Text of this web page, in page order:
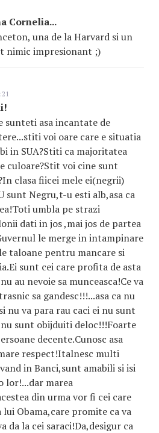
Cornelia...
una de la Harvard si un
nimic impresionant ;)
sunteti asa incantate de
voi oare care e situatia
in SUA?Stiti ca majoritatea
culoare?Stit voi cine sunt
clasa fiicei mele ei(negrii)
sunt Negru,t-u esti alb,asa ca
umbla pe strazi
dati in jos ,mai jos de partea
le merge in intampinare
taloane pentru mancare si
sunt cei care profita de asta
au nevoie sa munceasca!Ce va
sa gandesc!!!...asa ca nu
nu va para rau caci ei nu sunt
nu sunt obijduiti deloc!!!Foarte
decente.Cunosc asa
respect!Italnesc multi
in Banci,sunt amabili si isi
lor!...dar marea
din urma vor fi cei care
Obama,care promite ca va
da la cei saraci!Da,desigur ca